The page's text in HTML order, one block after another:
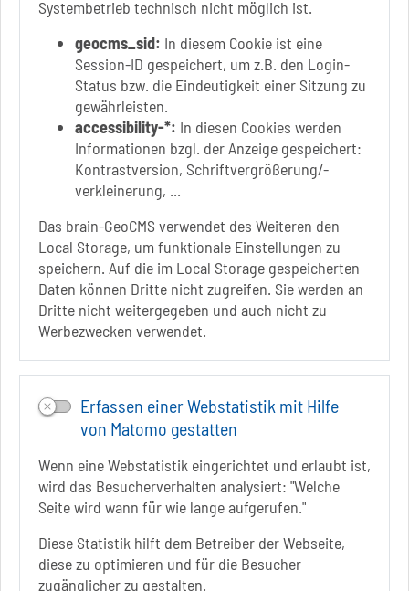
Systembetrieb technisch nicht möglich ist.
geocms_sid: In diesem Cookie ist eine
Session-ID gespeichert, um z.B. den Login-
Status bzw. die Eindeutigkeit einer Sitzung zu
gewährleisten.
accessibility-*: In diesen Cookies werden
Informationen bzgl. der Anzeige gespeichert:
Kontrastversion, Schriftvergrößerung/-
verkleinerung, ...
Das brain-GeoCMS verwendet des Weiteren den
Local Storage, um funktionale Einstellungen zu
speichern. Auf die im Local Storage gespeicherten
Daten können Dritte nicht zugreifen. Sie werden an
Dritte nicht weitergegeben und auch nicht zu
Werbezwecken verwendet.
Erfassen einer Webstatistik mit Hilfe
von Matomo gestatten
Wenn eine Webstatistik eingerichtet und erlaubt ist,
wird das Besucherverhalten analysiert: "Welche
Seite wird wann für wie lange aufgerufen."
Diese Statistik hilft dem Betreiber der Webseite,
diese zu optimieren und für die Besucher
zugänglicher zu gestalten.
Folgt uns auf
FACEBOOK
INSTAGRAM
YOUTUBE
Eigenbetrieb der Stadt Schönebeck (Elbe)
Badepark 1
39218 Schönebeck (Elbe)
+49 3928 7055-0
+49 3928 7055-42
info[at]solepark.de
www.visitschoenebeck.de
Infos zur Barrierefreiheit
Sie befinden sich hier Startseite
informiert